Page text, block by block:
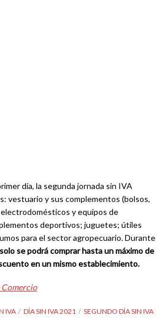
día, la segunda jornada sin IVA
vestuario y sus complementos (bolsos,
y equipos de
deportivos; juguetes; útiles
para el sector agropecuario. Durante
solo se podrá comprar hasta un máximo de
en un mismo establecimiento.
IVA DÍA SIN IVA 2021 SEGUNDO DÍA SIN IVA